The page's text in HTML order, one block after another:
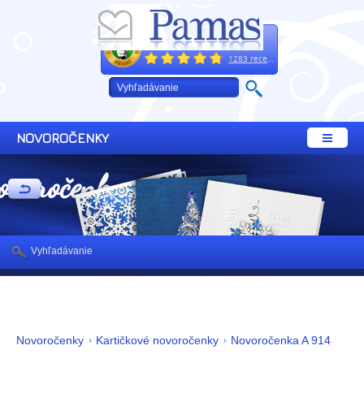
+421 32 64 02 660
Excelentne
1283 recenzií
NOVOROČENKY
Novoročenky Kartičkové novoročenky Novoročenka A 914
Vyhľadávanie